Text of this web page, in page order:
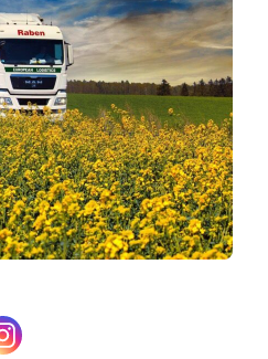
DĖL
JŲ
AUGA
VERSLAS